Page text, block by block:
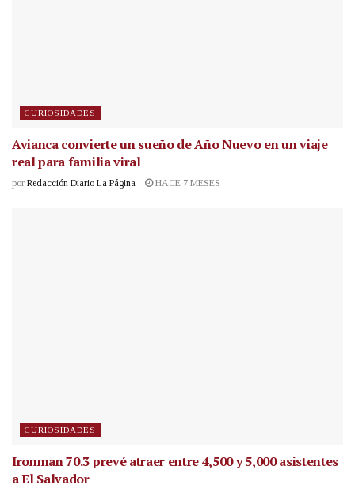
CURIOSIDADES
Avianca convierte un sueño de Año Nuevo en un viaje
real para familia viral
por Redacción Diario La Página HACE 7 MESES
CURIOSIDADES
Ironman 70.3 prevé atraer entre 4,500 y 5,000 asistentes
a El Salvador